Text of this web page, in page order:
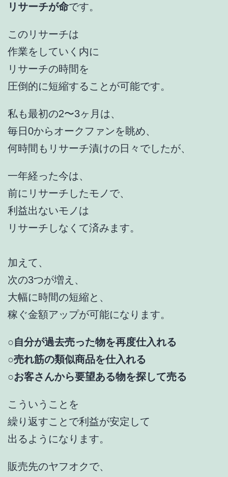
リサーチが命です。
このリサーチは
作業をしていく内に
リサーチの時間を
圧倒的に短縮することが可能です。
私も最初の2〜3ヶ月は、
毎日0からオークファンを眺め、
何時間もリサーチ漬けの日々でしたが、
一年経った今は、
前にリサーチしたモノで、
利益出ないモノは
リサーチしなくて済みます。
加えて、
次の3つが増え、
大幅に時間の短縮と、
稼ぐ金額アップが可能になります。
○自分が過去売った物を再度仕入れる
○売れ筋の類似商品を仕入れる
○お客さんから要望ある物を探して売る
こういうことを
繰り返すことで利益が安定して
出るようになります。
販売先のヤフオクで、